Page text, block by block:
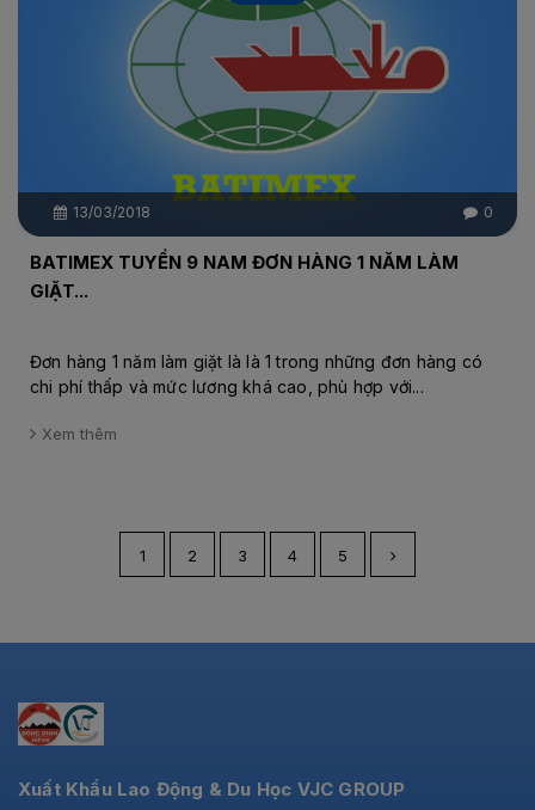
13/03/2018 0
BATIMEX TUYỂN 9 NAM ĐƠN HÀNG 1 NĂM LÀM
GIẶT...
Đơn hàng 1 năm làm giặt là là 1 trong những đơn hàng có
chi phí thấp và mức lương khá cao, phù hợp với...
Xem thêm
1 2 3 4 5
Xuất Khẩu Lao Động & Du Học VJC GROUP